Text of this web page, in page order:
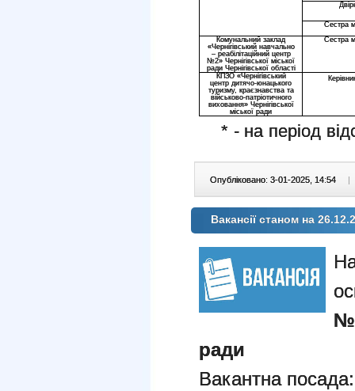
Сестра
Комунальний заклад
«Чернігівський навчально
– реабілітаційний центр
№2» Чернігівської міської
ради Чернігівської області
Сестра
КПЗО «Чернігівський
центр дитячо-юнацького
туризму, краєзнавства та
військово-патріотичного
виховання» Чернігівської
міської ради
* - на період
Опубліковано: 3-01-2025, 14:54 |
Вакансії станом на
ради
Вакантна